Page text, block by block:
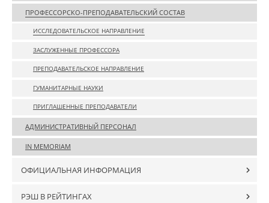
ПРОФЕССОРСКО-ПРЕПОДАВАТЕЛЬСКИЙ СОСТАВ
ИССЛЕДОВАТЕЛЬСКОЕ НАПРАВЛЕНИЕ
ЗАСЛУЖЕННЫЕ ПРОФЕССОРА
ПРЕПОДАВАТЕЛЬСКОЕ НАПРАВЛЕНИЕ
ГУМАНИТАРНЫЕ НАУКИ
ПРИГЛАШЕННЫЕ ПРЕПОДАВАТЕЛИ
АДМИНИСТРАТИВНЫЙ ПЕРСОНАЛ
IN MEMORIAM
ОФИЦИАЛЬНАЯ ИНФОРМАЦИЯ
РЭШ В РЕЙТИНГАХ